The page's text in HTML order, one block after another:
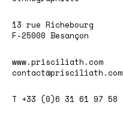
13 rue Richebourg
F-25000 Besançon
www.prisciliath.com
contact@prisciliath.com
T +33 (0)6 31 61 97 58